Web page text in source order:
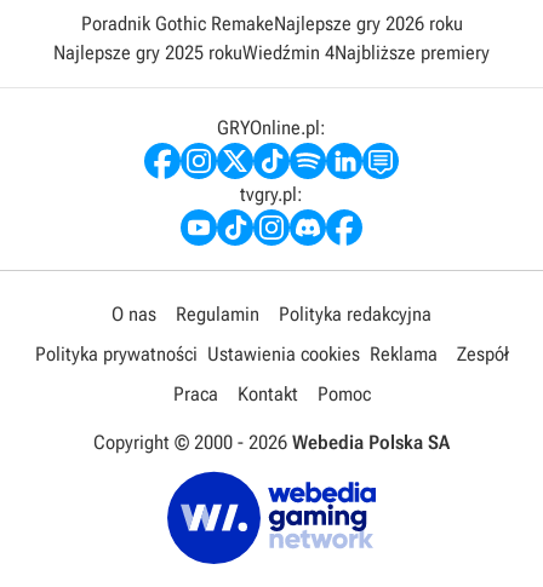
Poradnik Gothic RemakeNajlepsze gry 2026 roku
Najlepsze gry 2025 rokuWiedźmin 4Najbliższe premiery
GRYOnline.pl:
tvgry.pl:
O nas Regulamin
Polityka redakcyjna
Polityka prywatności Ustawienia cookies Reklama
Zespół
Praca
Kontakt Pomoc
Copyright © 2000 - 2026 Webedia Polska SA